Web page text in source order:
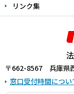
リンク集
〒662-8567 兵庫県
窓口受付時間につい